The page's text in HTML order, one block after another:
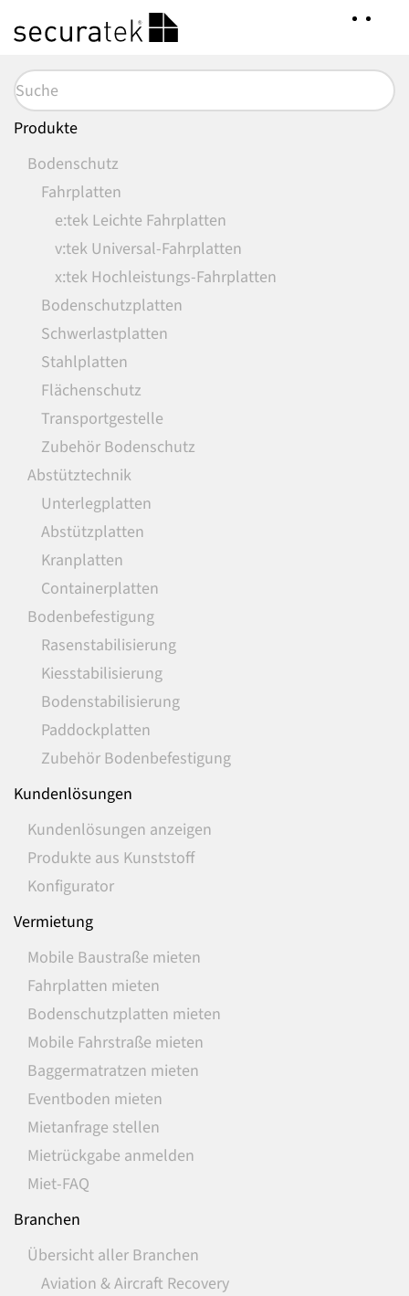
Hauptinhalt
springen
Produkte
Bodenschutz
Fahrplatten
e:tek Leichte Fahrplatten
v:tek Universal-Fahrplatten
x:tek Hochleistungs-Fahrplatten
Bodenschutzplatten
Schwerlastplatten
Stahlplatten
Flächenschutz
Transportgestelle
Zubehör Bodenschutz
Abstütztechnik
Unterlegplatten
Abstützplatten
Kranplatten
Containerplatten
Bodenbefestigung
Rasenstabilisierung
Kiesstabilisierung
Bodenstabilisierung
Paddockplatten
Zubehör Bodenbefestigung
Kundenlösungen
Kundenlösungen anzeigen
Produkte aus Kunststoff
Konfigurator
Vermietung
Mobile Baustraße mieten
Fahrplatten mieten
Bodenschutzplatten mieten
Mobile Fahrstraße mieten
Baggermatratzen mieten
Eventboden mieten
Mietanfrage stellen
Mietrückgabe anmelden
Miet-FAQ
Branchen
Übersicht aller Branchen
Aviation & Aircraft Recovery